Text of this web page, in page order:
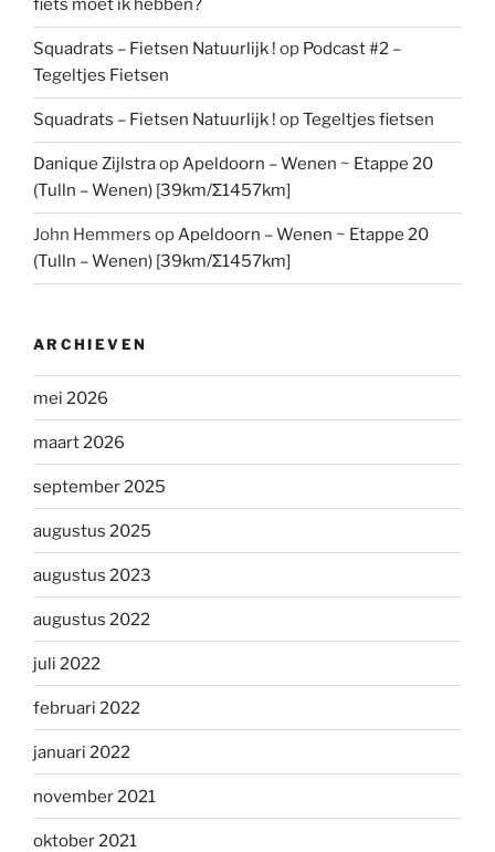
fiets moet ik hebben?
Squadrats – Fietsen Natuurlijk ! op Podcast #2 –
Tegeltjes Fietsen
Squadrats – Fietsen Natuurlijk ! opTegeltjes fietsen
Danique ZijlstraopApeldoorn – Wenen ~ Etappe 20
(Tulln – Wenen) [39km/Σ1457km]
John Hemmers opApeldoorn – Wenen ~ Etappe 20
(Tulln – Wenen) [39km/Σ1457km]
ARCHIEVEN
mei 2026
maart 2026
september 2025
augustus 2025
augustus 2023
augustus 2022
juli 2022
februari 2022
januari 2022
november 2021
oktober 2021